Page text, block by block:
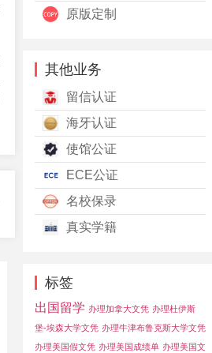
原版定制
其他业务
留信认证
海牙认证
使馆公证
ECE公证
名校保录
真实学籍
标签
出国留学 办理加拿大文凭 办理杜伊斯
堡-埃森大学文凭 办理牛津布鲁克斯大学文凭
办理美国假文凭 办理美国成绩单 办理美国文